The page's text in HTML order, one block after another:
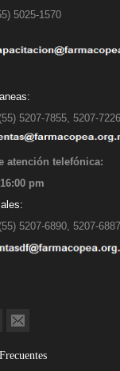
(55)
5207-7855, 5207-7226
atención telefónica:
pm
5207-6890, 5207-